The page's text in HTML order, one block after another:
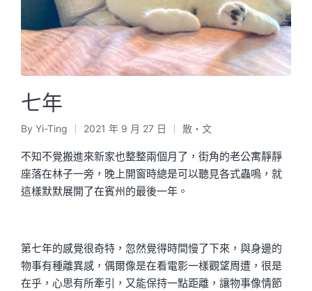
七年
Posted
by
By Yi-Ting 2021 年 9 月 27 日
Posted
in
散・文
不知不覺搬進來新家也整整兩個月了，街角的老公寓靜靜
座落在林子一旁，晚上開窗時總是可以聽見各式蟲鳴，就
這樣默默展開了在賓州的最後一年。
第七年的感覺很奇特，忽然覺得時間慢了下來，與身邊的
物事有種離異感，偶爾像是在看電影一樣觀望周遭，很是
在乎，心思有所牽引，又能保持一點距離，讓物事像情節